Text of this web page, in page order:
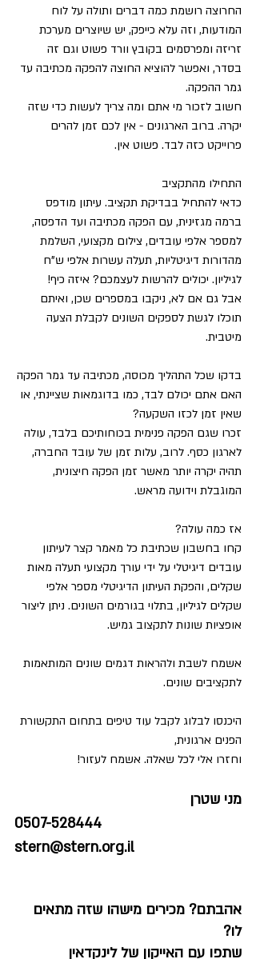
החרוצה רושמת כמה דברים ותולה על לוח
המודעות, וזה עלא כייפק, יש שיוצרים מערכת
זריזה ומפרסמים בקובץ וורד פשוט וגם זה
בסדר, ואפשר להוציא החוצה להפקה מכתיבה עד
גמר ההפקה.
חשוב לזכור מי אתם ומה צריך לעשות כדי שזה
יקרה. ברוב הארגונים - אין לכם זמן להרים
פרוייקט כזה לבד. פשוט אין.
התחילו מהתקציב
כדאי להתחיל בבדיקת תקציב. עיתון מודפס
ברמה מגזינית, עם הפקה מכתיבה ועד הדפסה,
למספר אלפי עובדים, צילום מקצועי, השלמת
מהדורות דיגיטליות, תעלה עשרות אלפי ש"ח
לגיליון. יכולים להרשות לעצמכם? איזה כיף!
אבל גם אם לא, ניקבו במספרים שכן, ואיתם
תוכלו לגשת לספקים השונים לקבלת הצעה
מיטבית.
בדקו שכל התהליך מכוסה, מכתיבה עד גמר הפקה
האם אתם יכולם לבד, כמו בדוגמאות שציינתי, או
שאין זמן לכזו השקעה?
זכרו שגם הפקה פנימית בכוחותיכם בלבד, עולה
לארגון כסף. לרוב, עלות זמן של עובד החברה,
תהיה יקרה יותר מאשר זמן הפקה חיצונית,
המוגבלת וידועה מראש.
אז כמה עולה?
קחו בחשבון שכתיבת כל מאמר קצר לעיתון
עובדים דיגיטלי על ידי עורך מקצועי תעלה מאות
שקלים, והפקת העיתון הדיגיטלי מספר אלפי
שקלים לגיליון, בתלוי בגורמים השונים. ניתן ליצור
אופציות שונות לתקצוב גמיש.
אשמח לשבת ולהראות דגמים שונים המותאמות
לתקציבים שונים.
היכנסו לבלוג לקבל עוד טיפים בתחום התקשורת
הפנים ארגונית,
וחזרו אלי לכל שאלה. אשמח לעזור!
מני שטרן
0507-528444
stern@stern.org.il
אהבתם? מכירים מישהו שזה מתאים
לו?
שתפו עם האייקון של לינקדאין